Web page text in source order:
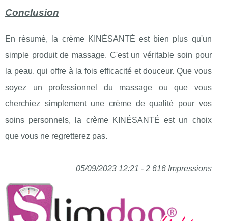
Conclusion
En résumé, la crème KINÉSANTÉ est bien plus qu'un
simple produit de massage. C'est un véritable soin pour
la peau, qui offre à la fois efficacité et douceur. Que vous
soyez un professionnel du massage ou que vous
cherchiez simplement une crème de qualité pour vos
soins personnels, la crème KINÉSANTÉ est un choix
que vous ne regretterez pas.
05/09/2023 12:21 - 2 616 Impressions